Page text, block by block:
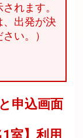
れます。
、出発が決
い。）
申込画面
1室】利用